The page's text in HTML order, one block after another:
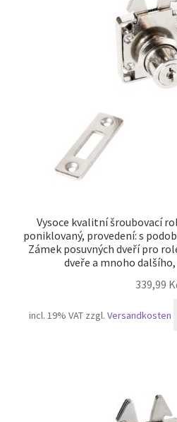
Vysoce kvalitní šroubovací
poniklovaný, provedení: s
Zámek posuvných dveří pro
dveře a mnoho dalšího,
339,99
incl. 19% VAT zzgl.Versandkosten